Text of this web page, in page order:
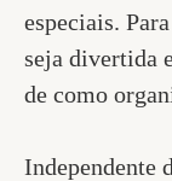
especiais.
seja divertida
de como
Independente